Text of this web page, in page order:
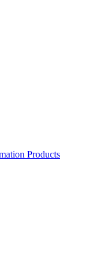
Products